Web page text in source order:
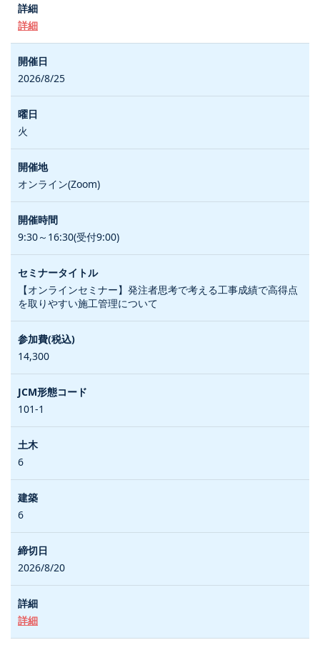
詳細
2026/8/25
火
オンライン(Zoom)
9:30～16:30(受付9:00)
【オンラインセミナー】発注者思考で考える工事成績で高得点
を取りやすい施工管理について
14,300
101-1
6
6
2026/8/20
詳細